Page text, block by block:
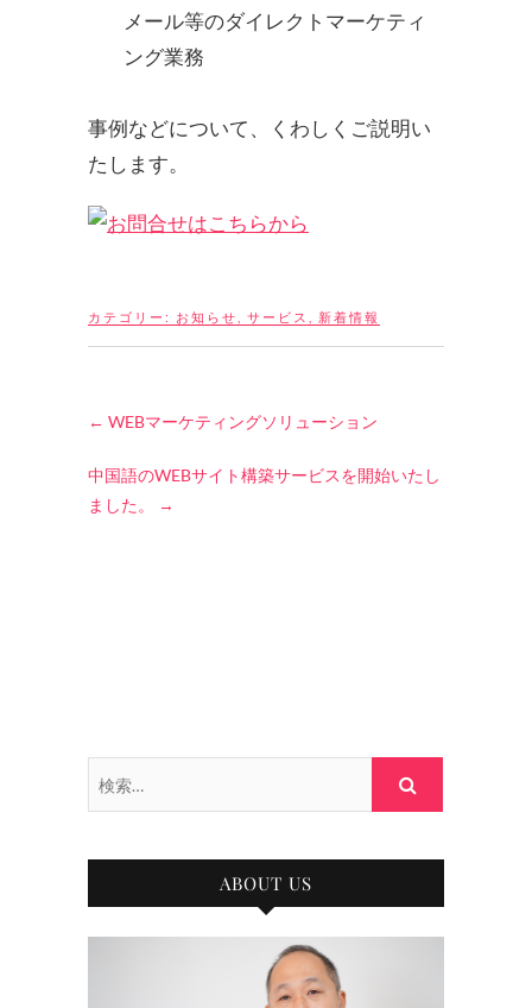
メール等のダイレクトマーケティ
ング業務
事例などについて、くわしくご説明い
たします。
カテゴリー: お知らせ サービス 新着情報
← WEBマーケティングソリューション
中国語のWEBサイト構築サービスを開始いたし
ました。
→
ABOUT US